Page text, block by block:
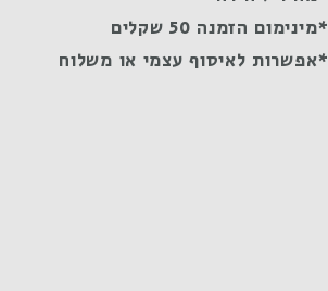
*מינימום הזמנה 50 שקלים
*אפשרות לאיסוף עצמי או משלוח